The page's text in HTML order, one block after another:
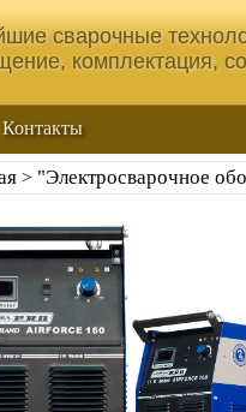
сварочные
комплектация,
Контакты
> "Электросварочное